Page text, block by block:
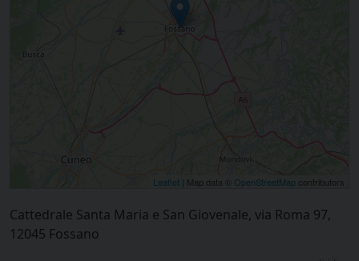
Leaflet | Map data © OpenStreetMap contributors
Cattedrale Santa Maria e San Giovenale, via Roma 97,
12045 Fossano